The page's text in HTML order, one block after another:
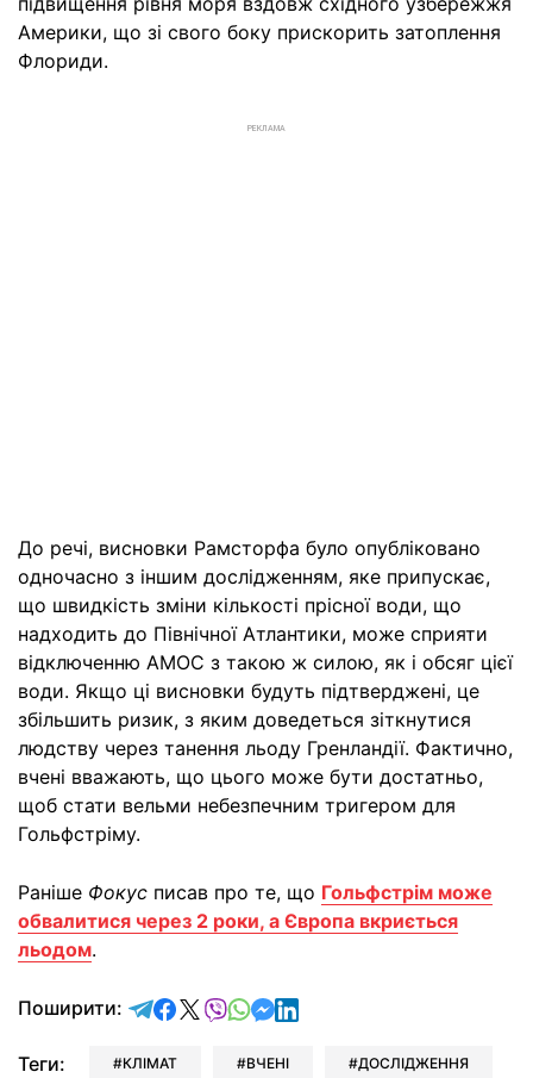
Америки, що зі свого боку прискорить затоплення
Флориди.
РЕКЛАМА
До речі, висновки Рамсторфа було опубліковано
одночасно з іншим дослідженням, яке припускає,
що швидкість зміни кількості прісної води, що
надходить до Північної Атлантики, може сприяти
відключенню АМОС з такою ж силою, як і обсяг цієї
води. Якщо ці висновки будуть підтверджені, це
збільшить ризик, з яким доведеться зіткнутися
людству через танення льоду Гренландії. Фактично,
вчені вважають, що цього може бути достатньо,
щоб стати вельми небезпечним тригером для
Гольфстріму.
Раніше Фокус писав про те, що Гольфстрім може
обвалитися через 2 роки, а Європа вкриється
льодом.
Поширити: відправити у Telegram
поділитись у Facebook
поділитись у X
відправити у Viber
відправити у Whatsapp
відправити у Messenger
відправити у LinkedIn
Теги: КЛІМАТ ВЧЕНІ ДОСЛІДЖЕННЯ